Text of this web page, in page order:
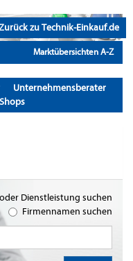
zu Technik-Einkauf.de
Marktübersichten A-Z
Unternehmensberater
Dienstleistung suchen
Firmennamen suchen